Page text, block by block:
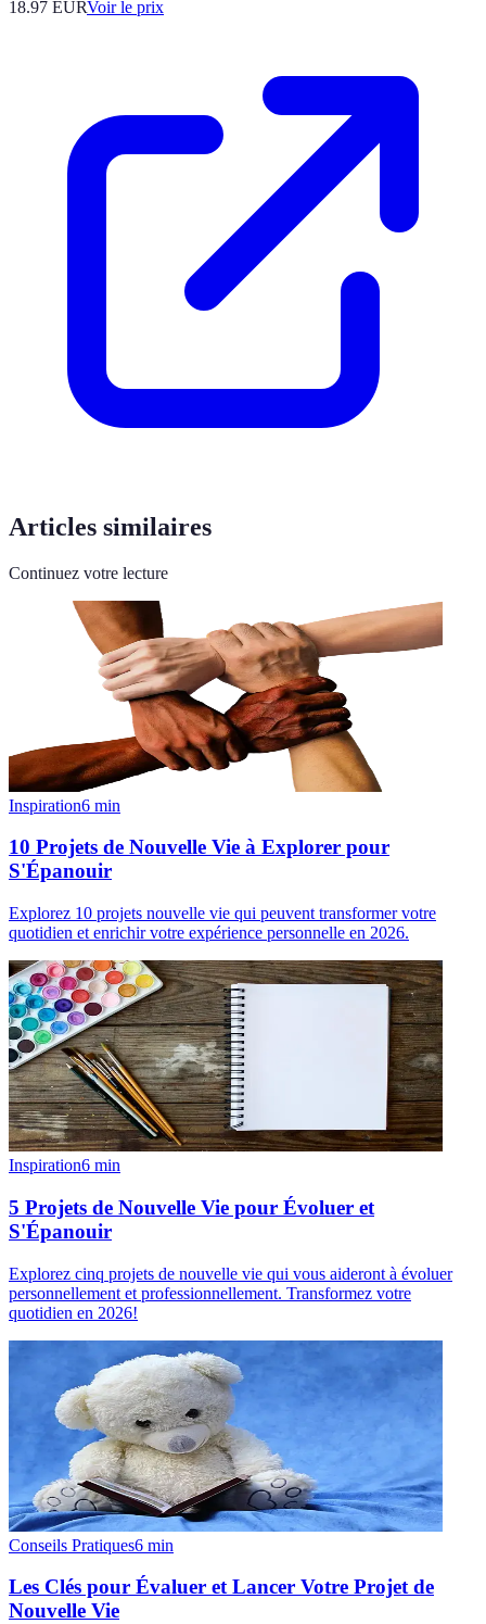
18.97 EURVoir le prix
Articles similaires
Continuez votre lecture
Inspiration6 min
10 Projets de Nouvelle Vie à Explorer pour
S'Épanouir
Explorez 10 projets nouvelle vie qui peuvent transformer votre
quotidien et enrichir votre expérience personnelle en 2026.
Inspiration6 min
5 Projets de Nouvelle Vie pour Évoluer et
S'Épanouir
Explorez cinq projets de nouvelle vie qui vous aideront à évoluer
personnellement et professionnellement. Transformez votre
quotidien en 2026!
Conseils Pratiques6 min
Les Clés pour Évaluer et Lancer Votre Projet de
Nouvelle Vie